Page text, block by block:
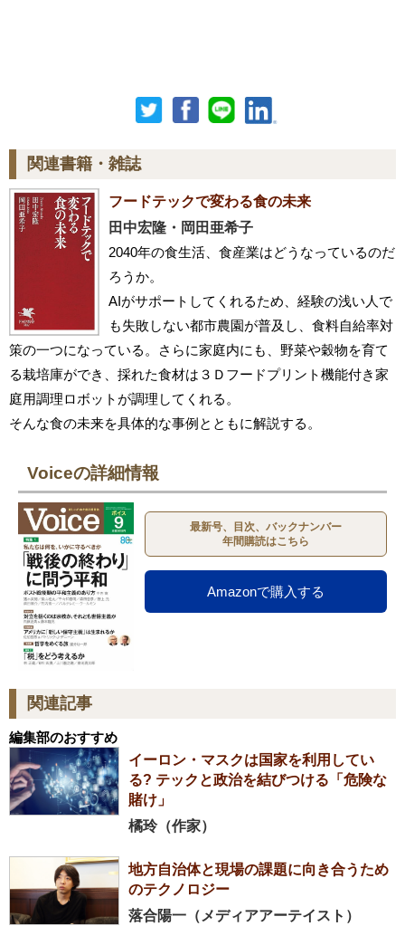
関連書籍・雑誌
フードテックで変わる食の未来
田中宏隆・岡田亜希子
2040年の食生活、食産業はどうなっているのだ
ろうか。
AIがサポートしてくれるため、経験の浅い人で
も失敗しない都市農園が普及し、食料自給率対
策の一つになっている。さらに家庭内にも、野菜や穀物を育て
る栽培庫ができ、採れた食材は３Ｄフードプリント機能付き家
庭用調理ロボットが調理してくれる。
そんな食の未来を具体的な事例とともに解説する。
Voiceの詳細情報
最新号、目次、バックナンバー
年間購読はこちら
Amazonで購入する
関連記事
編集部のおすすめ
イーロン・マスクは国家を利用してい
る? テックと政治を結びつける「危険な
賭け」
橘玲（作家）
地方自治体と現場の課題に向き合うため
のテクノロジー
落合陽一（メディアアーテイスト）